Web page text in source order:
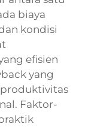
biaya
kondisi
efisien
yang
Faktor-